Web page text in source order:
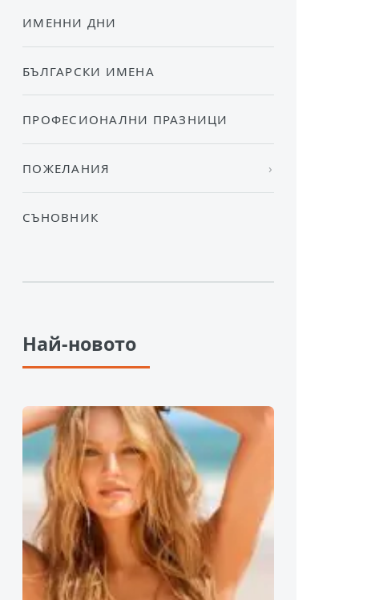
ИМЕННИ ДНИ
БЪЛГАРСКИ ИМЕНА
ПРОФЕСИОНАЛНИ ПРАЗНИЦИ
ПОЖЕЛАНИЯ
СЪНОВНИК
Най-новото